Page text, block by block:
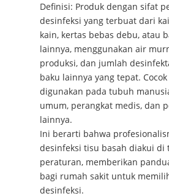
Definisi: Produk dengan sifat
desinfeksi yang terbuat dari
kain, kertas bebas debu, atau
lainnya, menggunakan air
produksi, dan jumlah
baku lainnya yang tepat.
digunakan pada tubuh
umum, perangkat medis, dan
lainnya.
Ini berarti bahwa
desinfeksi tisu basah diakui di
peraturan, memberikan
bagi rumah sakit untuk
desinfeksi.